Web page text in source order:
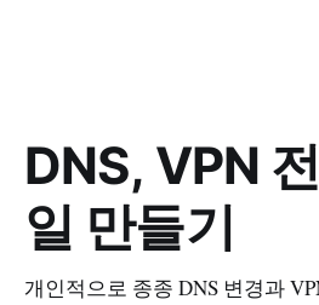
DNS, VPN
일 만들기
개인적으로 종종 DNS 변경과